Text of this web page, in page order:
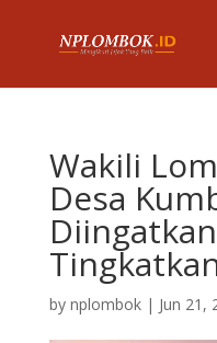
Wakili
Desa
by nplombok| Jun 21,